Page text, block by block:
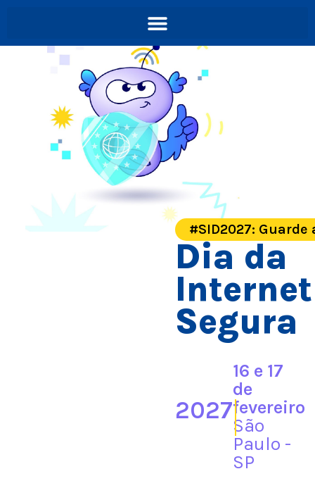
#SID2027: Guarde
Dia da
Internet
Segura
2027
16 e 17
de
fevereiro
São
Paulo -
SP